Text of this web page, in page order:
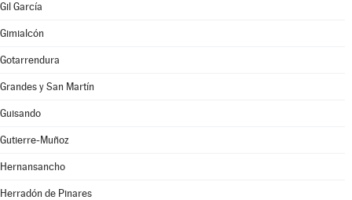
Gil García
Gimialcón
Gotarrendura
Grandes y San Martín
Guisando
Gutierre-Muñoz
Hernansancho
Herradón de Pinares